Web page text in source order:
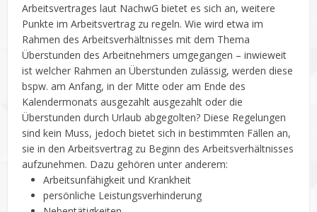
Arbeitsvertrages laut NachwG bietet es sich an, weitere
Punkte im Arbeitsvertrag zu regeln. Wie wird etwa im
Rahmen des Arbeitsverhältnisses mit dem Thema
Überstunden des Arbeitnehmers umgegangen – inwieweit
ist welcher Rahmen an Überstunden zulässig, werden diese
bspw. am Anfang, in der Mitte oder am Ende des
Kalendermonats ausgezahlt ausgezahlt oder die
Überstunden durch Urlaub abgegolten? Diese Regelungen
sind kein Muss, jedoch bietet sich in bestimmten Fällen an,
sie in den Arbeitsvertrag zu Beginn des Arbeitsverhältnisses
aufzunehmen. Dazu gehören unter anderem:
Arbeitsunfähigkeit und Krankheit
persönliche Leistungsverhinderung